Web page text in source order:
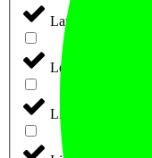
Lava (retail)
Leaf
Light Syrup (retail)